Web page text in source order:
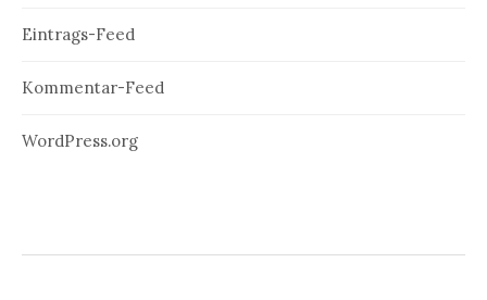
Eintrags-Feed
Kommentar-Feed
WordPress.org